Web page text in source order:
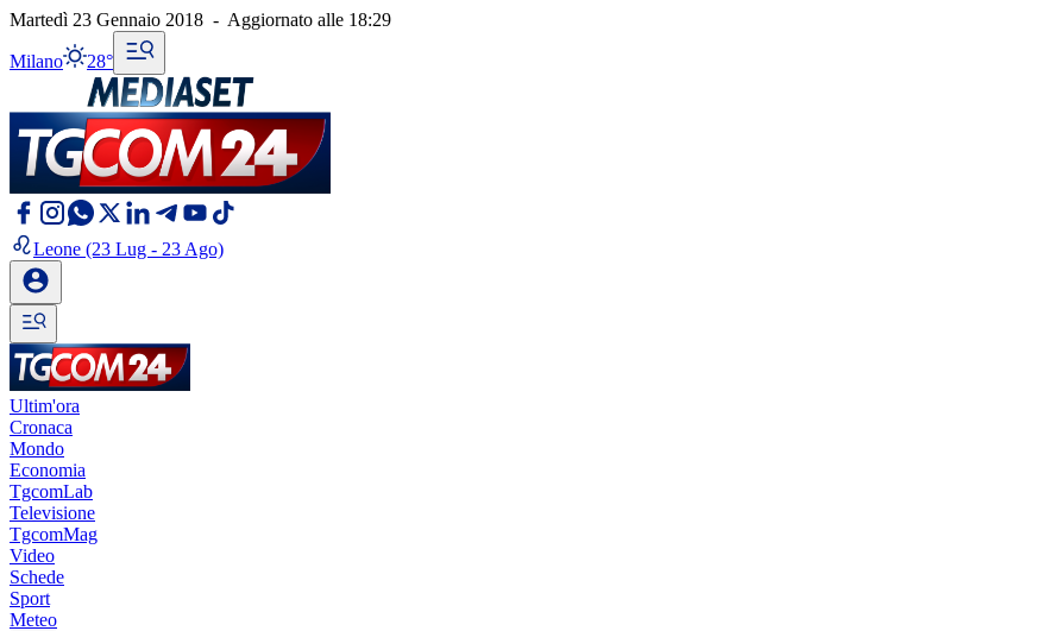
Martedì 23 Gennaio 2018 - Aggiornato alle 18:29
Milano 28°
Leone (23 Lug - 23 Ago)
Ultim'ora
Cronaca
Mondo
Economia
TgcomLab
Televisione
TgcomMag
Video
Schede
Sport
Meteo